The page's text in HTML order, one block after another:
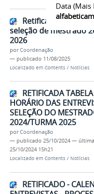
Data (mais
Retificada Lista de
seleção de mestrado
2026
porCoordenação
— publicado 11/08/2025
Localizado em Contents / Notícias
RETIFICADA
HORÁRIO DAS
SELEÇÃO DO
2024/TURMA 2025
porCoordenação
— publicado 25/10/2024 —
25/10/2024 15h21
Localizado em Contents / Notícias
RETIFICADO -